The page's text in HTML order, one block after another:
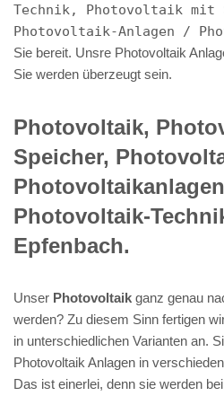
Technik, Photovoltaik mit
Photovoltaik-Anlagen /
Sie bereit. Unsre Photovoltaik
Sie werden überzeugt sein.
Photovoltaik,
Speicher,
Photovoltaik-
Epfenbach.
Unser Photovoltaik ganz genau
werden? Zu diesem Sinn fertigen
in unterschiedlichen Varianten an.
Photovoltaik Anlagen in
Das ist einerlei, denn sie werden